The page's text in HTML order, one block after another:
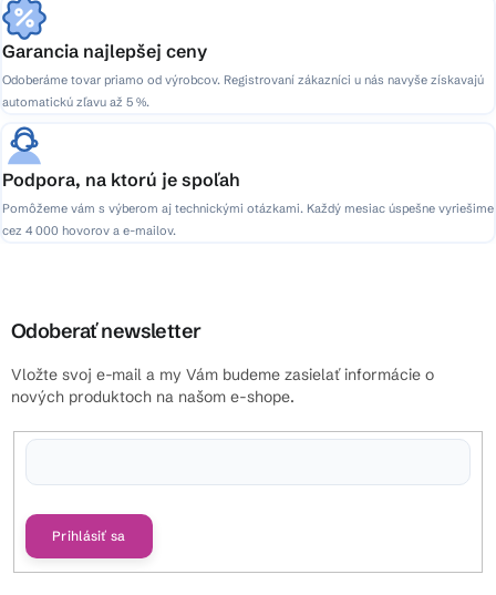
Garancia najlepšej ceny
Odoberáme tovar priamo od výrobcov. Registrovaní zákazníci u nás navyše získavajú
automatickú zľavu až 5 %.
Podpora, na ktorú je spoľah
Pomôžeme vám s výberom aj technickými otázkami. Každý mesiac úspešne vyriešime
cez 4 000 hovorov a e-mailov.
Odoberať newsletter
Vložte svoj e-mail a my Vám budeme zasielať informácie o
nových produktoch na našom e-shope.
Prihlásiť sa